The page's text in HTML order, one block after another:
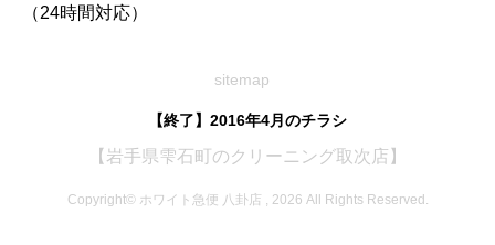
（24時間対応）
sitemap
【終了】2016年4月のチラシ
【岩手県雫石町のクリーニング取次店】
Copyright© ホワイト急便 八卦店 , 2026 All Rights Reserved.